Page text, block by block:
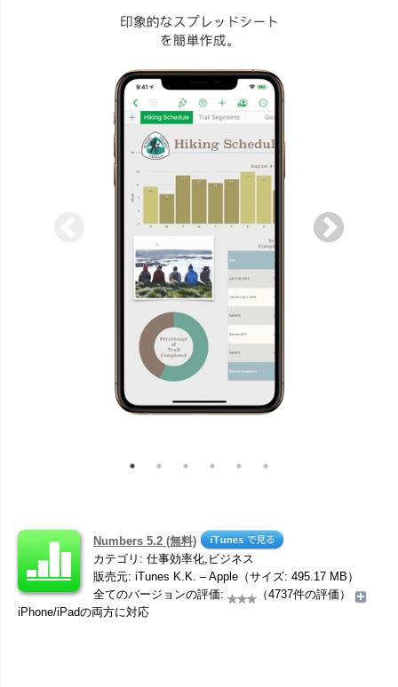
Numbers 5.2 (無料)
カテゴリ: 仕事効率化,ビジネス
販売元: iTunes K.K. – Apple（サイズ: 495.17 MB）
全てのバージョンの評価:
（4737件の評価）
iPhone/iPadの両方に対応